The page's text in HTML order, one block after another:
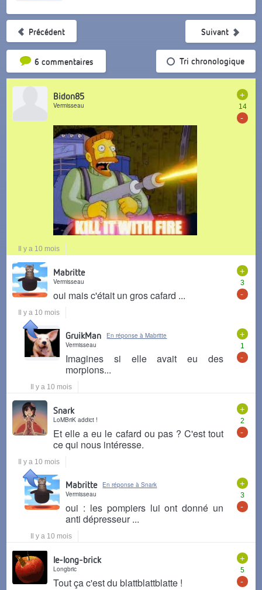
Précédent
6 commentairesTri par popularité Tri chronologique
Suivant
+
14
-
Bidon85
Vermisseau
Il y a 10 mois
+
3
-
Mabritte
Vermisseau
oui mais c'était un gros cafard ...
Il y a 10 mois
+
1
-
GruikMan
En réponse à Mabritte
Vermisseau
Imagines si elle avait eu des
morpions...
Il y a 10 mois
+
2
-
Snark
LoMBriK addict !
Et elle a eu le cafard ou pas ? C'est tout
ce qui nous intéresse.
Il y a 10 mois
+
3
-
Mabritte
En réponse à Snark
Vermisseau
oui : les pompiers lui ont donné un
anti dépresseur ...
Il y a 10 mois
+
5
-
le-long-brick
Longbric
Tout ça c'est du blattblattblatte !